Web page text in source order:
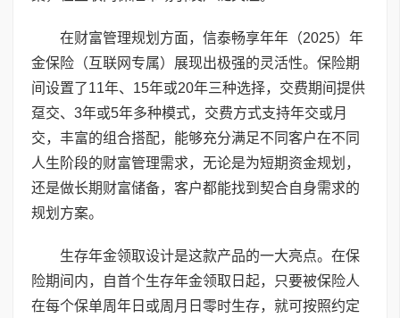
在财富管理规划方面，信泰畅享年年（2025）年
金保险（互联网专属）展现出极强的灵活性。保险期
间设置了11年、15年或20年三种选择，交费期间提供
趸交、3年或5年多种模式，交费方式支持年交或月
交，丰富的组合搭配，能够充分满足不同客户在不同
人生阶段的财富管理需求，无论是为短期资金规划，
还是做长期财富储备，客户都能找到契合自身需求的
规划方案。
生存年金领取设计是这款产品的一大亮点。在保
险期间内，自首个生存年金领取日起，只要被保险人
在每个保单周年日或周月日零时生存，就可按照约定